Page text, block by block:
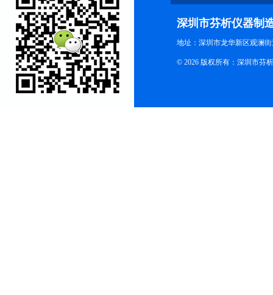
深圳市芬析仪器制
地址：深圳市龙华新区观澜
© 2026 版权所有：深圳市芬